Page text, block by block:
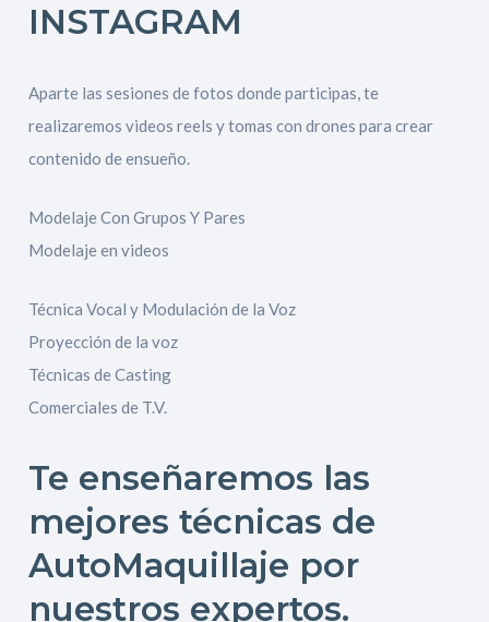
INSTAGRAM
Aparte las sesiones de fotos donde participas, te
realizaremos videos reels y tomas con drones para crear
contenido de ensueño.
Modelaje Con Grupos Y Pares
Modelaje en videos
Técnica Vocal y Modulación de la Voz
Proyección de la voz
Técnicas de Casting
Comerciales de T.V.
Te enseñaremos las
mejores técnicas de
AutoMaquillaje por
nuestros expertos.